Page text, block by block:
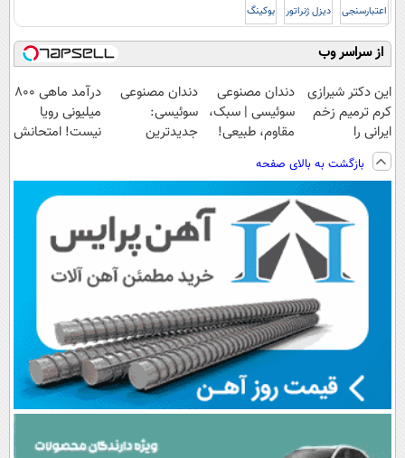
اعتبارسنجی دیزل ژنراتور بوکینگ
از سراسر وب
این دکتر شیرازی
کرم ترمیم زخم
ایرانی را
ساخت!!!
دندان مصنوعی
سوئیسی | سبک،
مقاوم، طبیعی!
رایگان+پرداخت
اقساطی😍
دندان مصنوعی
سوئیسی:
جدیدترین
پرداخت قسطی
درآمد ماهی 800
میلیونی رویا
نیست! امتحانش
بازگشت به بالای صفحه